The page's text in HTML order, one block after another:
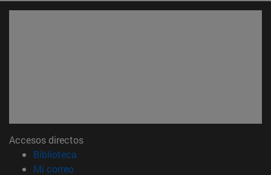
Accesos directos
Biblioteca
Mi correo(abre en nueva ventana)